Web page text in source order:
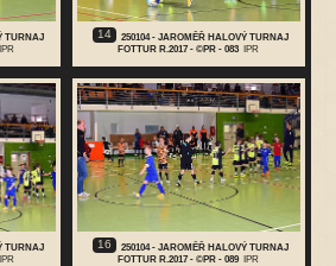
TURNAJ
IPR
14
250104 - JAROMĚŘ HALOVÝ TURNAJ
FOTTUR R.2017 - ©PR - 083 IPR
TURNAJ
IPR
16
250104 - JAROMĚŘ HALOVÝ TURNAJ
FOTTUR R.2017 - ©PR - 089 IPR